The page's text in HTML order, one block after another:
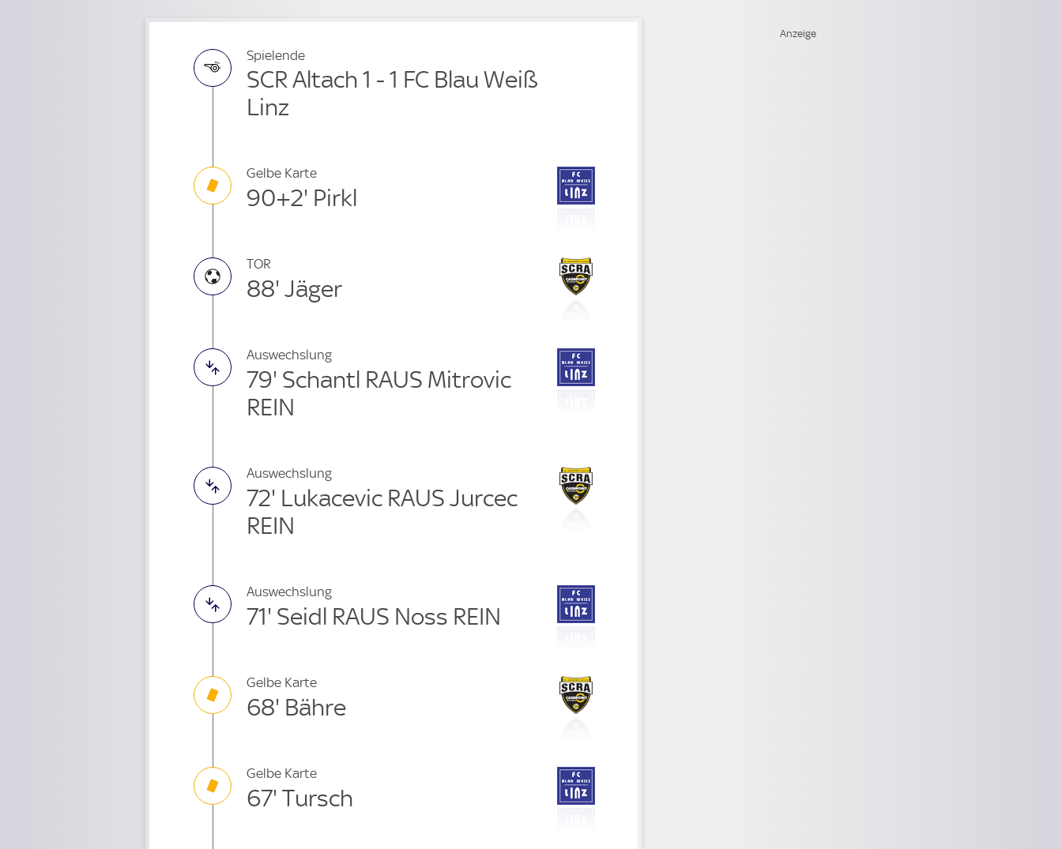
Spielende
SCR Altach 1 - 1 FC Blau Weiß
Linz
Gelbe Karte
90+2' Pirkl
TOR
88' Jäger
Auswechslung
79' Schantl RAUS Mitrovic
REIN
Auswechslung
72' Lukacevic RAUS Jurcec
REIN
Auswechslung
71' Seidl RAUS Noss REIN
Gelbe Karte
68' Bähre
Gelbe Karte
67' Tursch